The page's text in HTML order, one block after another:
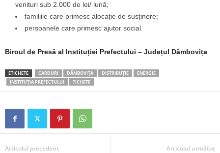
venituri sub 2.000 de lei/ lună;
familiile care primesc alocație de susținere;
persoanele care primesc ajutor social.
Biroul de Presă al Instituției Prefectului – Județul Dâmbovița
ETICHETE CARDURI DÂMBOVIȚA DISTRIBUȚIE
ENERGIE
INSTITUȚIA PREFECTULUI
TICHETE
Articolul precedent Articolul următor